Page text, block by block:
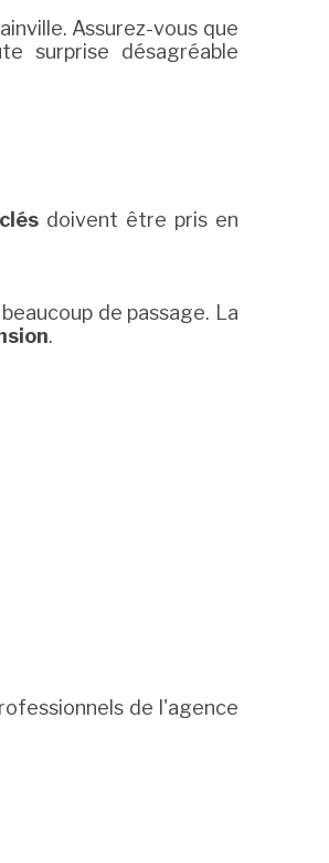
Assurez-vous que
surprise désagréable
doivent être pris en
de passage. La
.
de l'agence